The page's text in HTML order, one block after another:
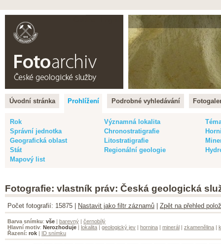
Úvodní stránka Prohlížení Podrobné vyhledávání
Rok Významná lokalita
Správní jednotka
Chronostratigrafie
Geografická oblast
Litostratigrafie
Stát
Regionální geologie
Mapový list
Fotografie: vlastník práv: Česká geologická
Počet fotografií: 15875 | Nastavit jako filtr záznamů Zpět na přehled
Barva snímku: vše | barevný | černobílý
Hlavní motiv: Nerozhoduje | lokalita | geologický jev | hornina | minerál | zkamenělina |
Řazení: rok | ID snímku